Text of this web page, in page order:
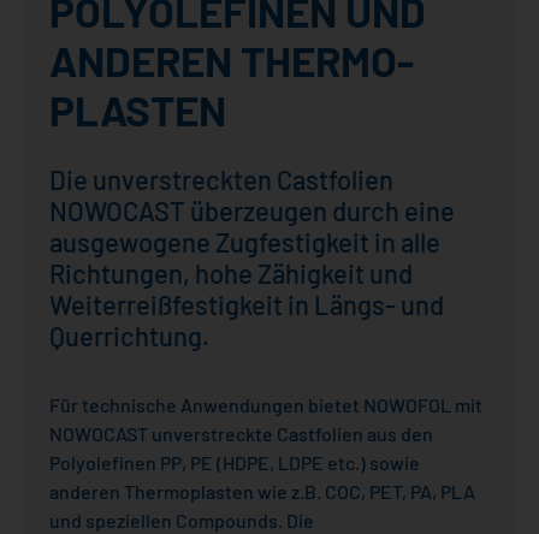
NOWOTAPE
ALLE PRODUKTE
POLYO­LEFINEN UND
ANDEREN THERMO­­
PLASTEN
Die unverstreckten Castfolien
NOWOCAST überzeugen durch eine
ausgewogene Zugfestigkeit in alle
Richtungen, hohe Zähigkeit und
Weiterreißfestigkeit in Längs- und
Querrichtung.
Für technische Anwendungen bietet NOWOFOL mit
NOWOCAST unverstreckte Castfolien aus den
Polyolefinen PP, PE (HDPE, LDPE etc.) sowie
anderen Thermoplasten wie z.B. COC, PET, PA, PLA
und speziellen Compounds. Die